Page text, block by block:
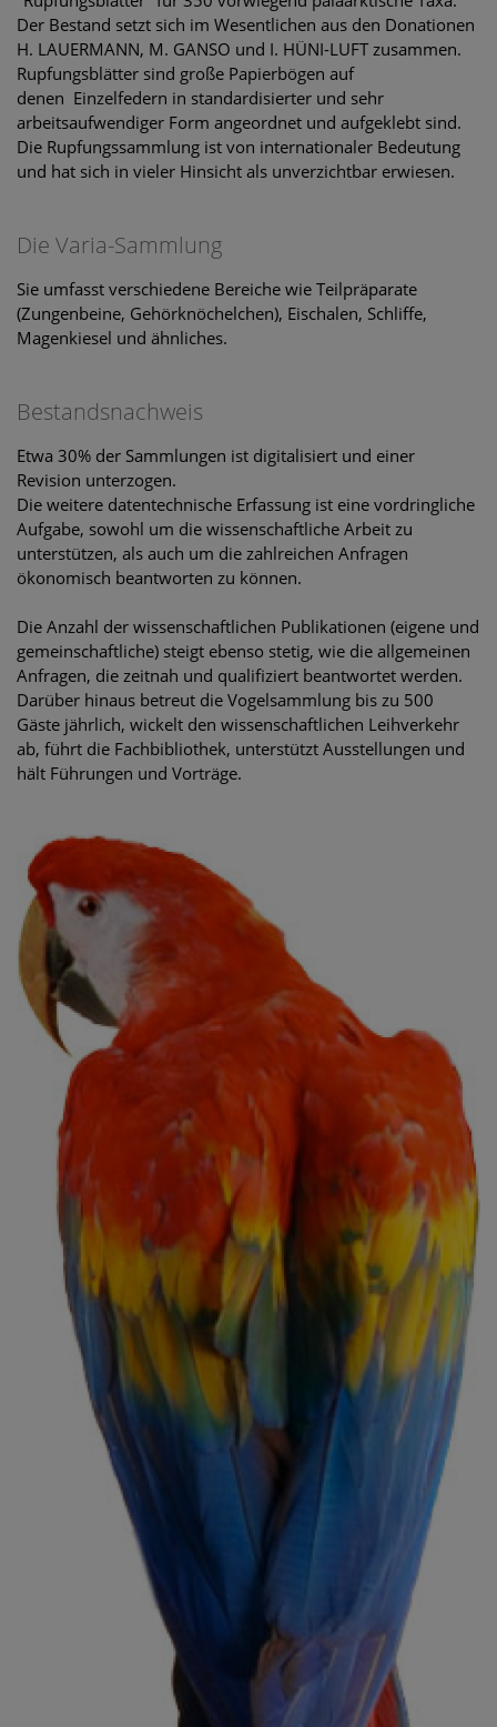
Der Bestand setzt sich im Wesentlichen aus den Donationen
H. LAUERMANN, M. GANSO und I. HÜNI-LUFT zusammen.
Rupfungsblätter sind große Papierbögen auf
denen Einzelfedern in standardisierter und sehr
arbeitsaufwendiger Form angeordnet und aufgeklebt sind.
Die Rupfungssammlung ist von internationaler Bedeutung
und hat sich in vieler Hinsicht als unverzichtbar erwiesen.
Die Varia-Sammlung
Sie umfasst verschiedene Bereiche wie Teilpräparate
(Zungenbeine, Gehörknöchelchen), Eischalen, Schliffe,
Magenkiesel und ähnliches.
Bestandsnachweis
Etwa 30% der Sammlungen ist digitalisiert und einer
Revision unterzogen.
Die weitere datentechnische Erfassung ist eine vordringliche
Aufgabe, sowohl um die wissenschaftliche Arbeit zu
unterstützen, als auch um die zahlreichen Anfragen
ökonomisch beantworten zu können.
Die Anzahl der wissenschaftlichen Publikationen (eigene und
gemeinschaftliche) steigt ebenso stetig, wie die allgemeinen
Anfragen, die zeitnah und qualifiziert beantwortet werden.
Darüber hinaus betreut die Vogelsammlung bis zu 500
Gäste jährlich, wickelt den wissenschaftlichen Leihverkehr
ab, führt die Fachbibliothek, unterstützt Ausstellungen und
hält Führungen und Vorträge.